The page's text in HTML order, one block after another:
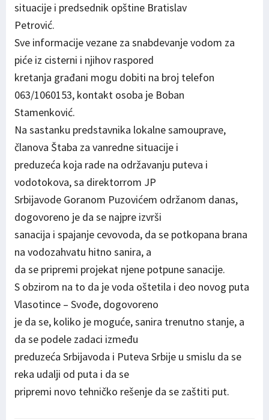
situacije i predsednik opštine Bratislav
Petrović.
Sve informacije vezane za snabdevanje vodom za
piće iz cisterni i njihov raspored
kretanja građani mogu dobiti na broj telefon
063/1060153, kontakt osoba je Boban
Stamenković.
Na sastanku predstavnika lokalne samouprave,
članova Štaba za vanredne situacije i
preduzeća koja rade na održavanju puteva i
vodotokova, sa direktorrom JP
Srbijavode Goranom Puzovićem održanom danas,
dogovoreno je da se najpre izvrši
sanacija i spajanje cevovoda, da se potkopana brana
na vodozahvatu hitno sanira, a
da se pripremi projekat njene potpune sanacije.
S obzirom na to da je voda oštetila i deo novog puta
Vlasotince – Svođe, dogovoreno
je da se, koliko je moguće, sanira trenutno stanje, a
da se podele zadaci između
preduzeća Srbijavoda i Puteva Srbije u smislu da se
reka udalji od puta i da se
pripremi novo tehničko rešenje da se zaštiti put.